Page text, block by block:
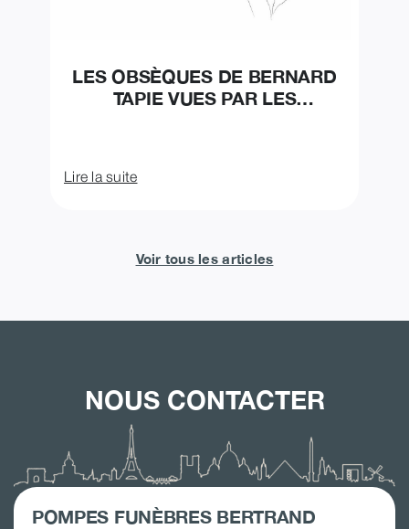
LES OBSÈQUES DE BERNARD
TAPIE VUES PAR LES
Lire la suite
Voir tous les articles
NOUS CONTACTER
POMPES FUNÈBRES BERTRAND